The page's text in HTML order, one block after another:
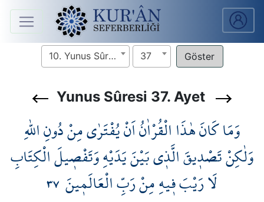
Anasayfa
Ders
V.
Notları
10. Yunus Sûresi 37
Yunus Sûresi 37. Ayet
وَمَا كَانَ هٰذَا الْقُرْاٰنُ اَنْ يُفْتَرٰى مِنْ دُونِ اللّٰهِ
وَلٰكِنْ تَصْد۪يقَ الَّذ۪ي بَيْنَ يَدَيْهِ وَتَفْص۪يلَ الْكِتَابِ
لَا رَيْبَ ف۪يهِ مِنْ رَبِّ الْعَالَم۪ينَ۠٣٧